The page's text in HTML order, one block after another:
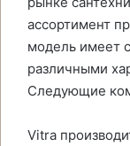
ассортимент
модель имеет
различными
Следующие
Vitra